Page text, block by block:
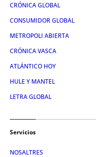
CRÓNICA GLOBAL
CONSUMIDOR GLOBAL
METROPOLI ABIERTA
CRÓNICA VASCA
ATLÁNTICO HOY
HULE Y MANTEL
LETRA GLOBAL
Servicios
NOSALTRES